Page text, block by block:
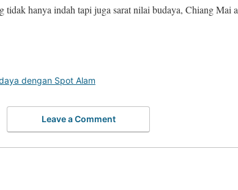
tidak hanya indah tapi juga sarat nilai budaya, Chiang Mai
dengan Spot Alam
Leave a Comment